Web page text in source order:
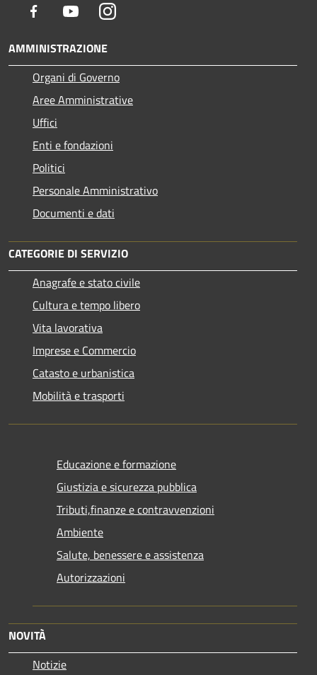
Facebook YoutubeInstagram
AMMINISTRAZIONE
Organi di Governo
Aree Amministrative
Uffici
Enti e fondazioni
Politici
Personale Amministrativo
Documenti e dati
CATEGORIE DI SERVIZIO
Anagrafe e stato civile
Cultura e tempo libero
Vita lavorativa
Imprese e Commercio
Catasto e urbanistica
Mobilità e trasporti
Educazione e formazione
Giustizia e sicurezza pubblica
Tributi,finanze e contravvenzioni
Ambiente
Salute, benessere e assistenza
Autorizzazioni
NOVITÀ
Notizie